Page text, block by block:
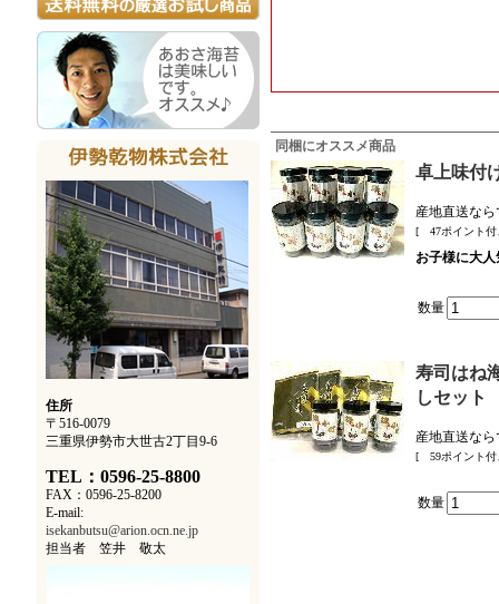
住所
〒516-0079
三重県伊勢市大世古2丁目9-6
TEL：0596-25-8800
FAX：0596-25-8200
E-mail:
isekanbutsu@arion.ocn.ne.jp
担当者 笠井 敬太
同梱にオススメ商品
卓上味付
産地直送な
[ 47ポイント付
お子様に大人
数量
寿司はね
しセット
産地直送な
[ 59ポイント付
数量